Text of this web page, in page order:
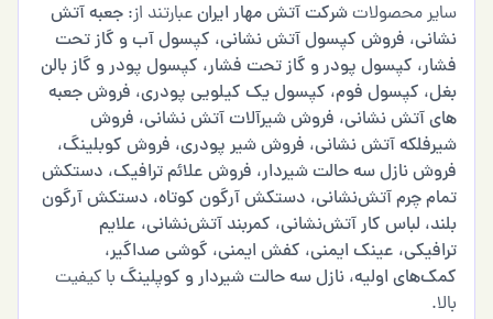
سایر محصولاتشرکت آتش مهار ایرانعبارتند از: جعبه آتش
نشانی، فروش کپسول آتش نشانی، کپسول آب و گاز تحت
فشار، کپسول پودر و گاز تحت فشار، کپسول پودر و گاز بالن
بغل، کپسول فوم، کپسول یک کیلویی پودری، فروش جعبه
های آتش نشانی، فروش شیرآلات آتش نشانی، فروش
شیرفلکه آتش نشانی، فروش شیر پودری، فروش کوبلینگ،
فروش نازل سه حالت شیردار، فروش علائم ترافیک، دستکش
تمام چرم آتش‌نشانی، دستکش آرگون کوتاه، دستکش آرگون
بلند، لباس کار آتش‌نشانی، کمربند آتش‌نشانی، علایم
ترافیکی، عینک ایمنی، کفش ایمنی، گوشی صداگیر،
کمک‌های اولیه، نازل سه حالت شیردار و کوپلینگ با کیفیت
بالا.